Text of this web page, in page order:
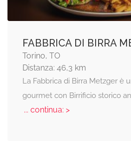
FABBRICA DI BIRRA
Torino, TO
Distanza: 46,3 km
La Fabbrica di Birra Metzger è
gourmet con Birrificio storico
... continua: >